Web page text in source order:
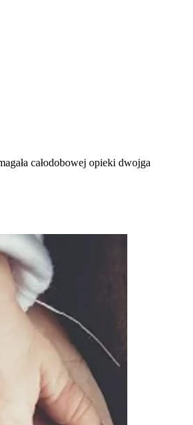
całodobowej opieki dwojga